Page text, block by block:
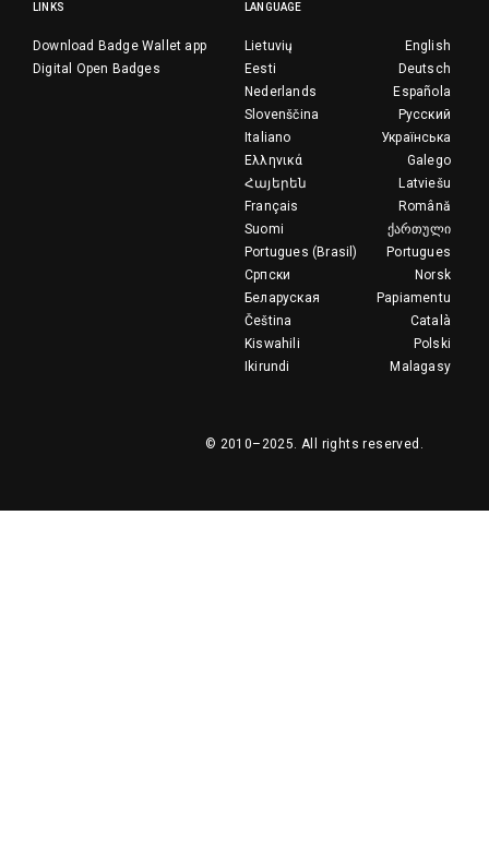
LINKS
Download Badge Wallet app
Digital Open Badges
LANGUAGE
English
Lietuvių
Deutsch
Eesti
Española
Nederlands
Русский
Slovenščina
Українська
Italiano
Galego
Ελληνικά
Latviešu
Հայերեն
Română
Français
ქართული
Suomi
Portugues
Portugues (Brasil)
Norsk
Српски
Papiamentu
Беларуская
Català
Čeština
Polski
Kiswahili
Malagasy
Ikirundi
© 2010–2025. All rights reserved.